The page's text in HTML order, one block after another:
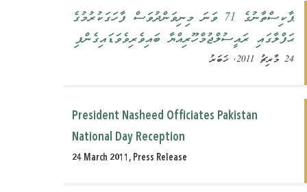
ޕާކިސްތާނުގެ 71 ވަނަ މިނިވަންދުވަސް ފާހަގަކުރުމުގެ
ޙަފްލާގައި ރައީސުލްޖުމްހޫރިއްޔާ ބައިވެރިވެވަޑައިގެންފި
President Nasheed Officiates Pakistan
National Day Reception
24 March 2011, Press Release